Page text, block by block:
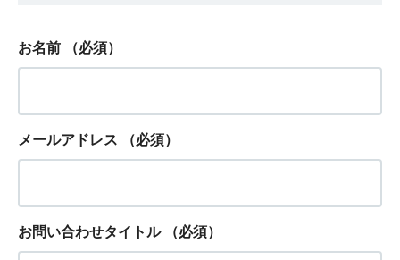
お名前 （必須）
メールアドレス （必須）
お問い合わせタイトル （必須）